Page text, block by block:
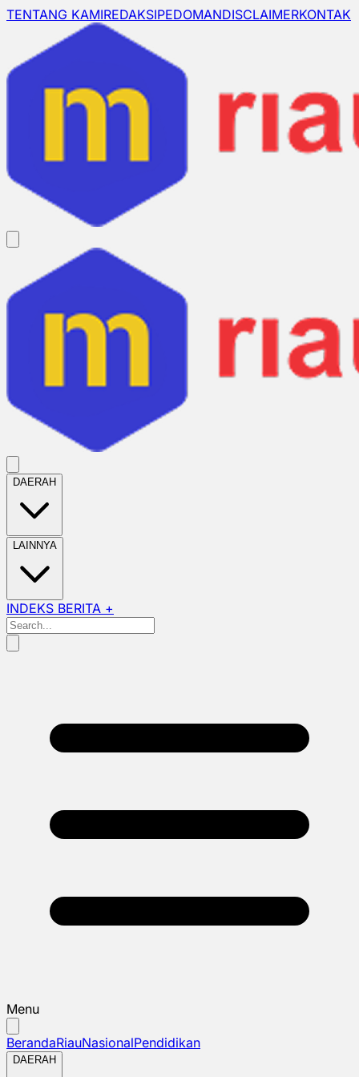
TENTANG KAMIREDAKSIPEDOMANDISCLAIMERKONTAK
DAERAH
LAINNYA
INDEKS BERITA +
Menu
BerandaRiauNasionalPendidikan
DAERAH